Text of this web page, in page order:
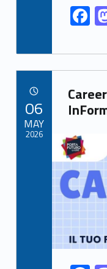
F
e
b
o
o
Link identifier archive #link-archive-39509
Link identifier archive #link-archive-thumb-soap-2352
06
MAY
2026